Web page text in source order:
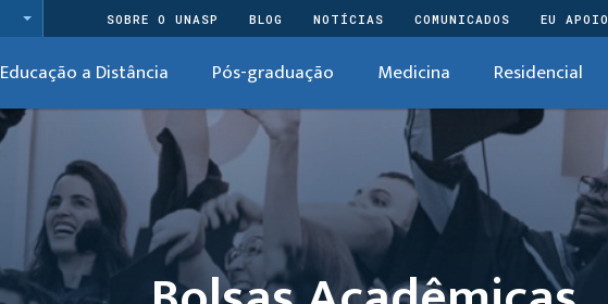
SOBRE O UNASP BLOG NOTÍCIAS COMUNICADOS EU APOIO
Educação a Distância Pós-graduação Medicina Residencial